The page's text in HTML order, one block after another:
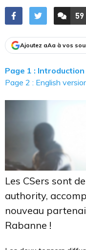
59
Ajoutez aAa à vos
Page 1 : Introduction
Page 2 : English
Les CSers sont
authority,
nouveau
Rabanne !